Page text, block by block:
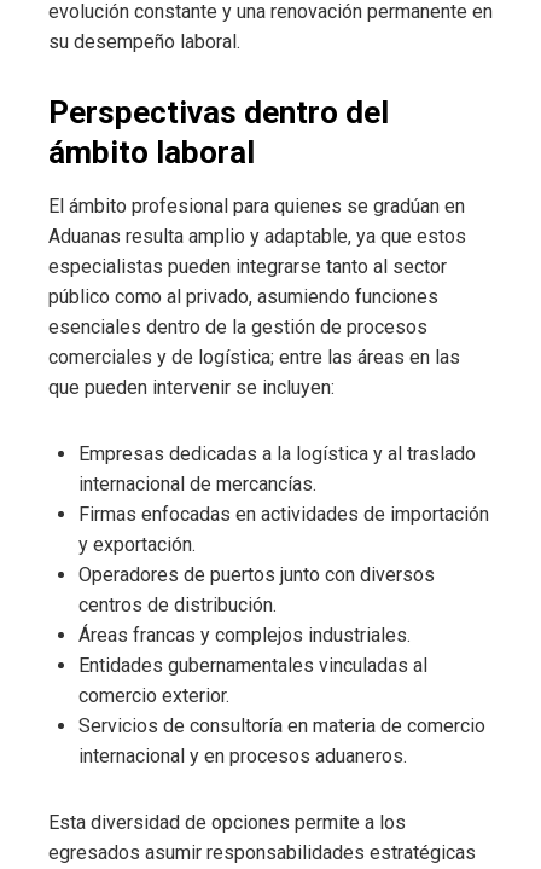
evolución constante y una renovación permanente en
su desempeño laboral.
Perspectivas dentro del
ámbito laboral
El ámbito profesional para quienes se gradúan en
Aduanas resulta amplio y adaptable, ya que estos
especialistas pueden integrarse tanto al sector
público como al privado, asumiendo funciones
esenciales dentro de la gestión de procesos
comerciales y de logística; entre las áreas en las
que pueden intervenir se incluyen:
Empresas dedicadas a la logística y al traslado
internacional de mercancías.
Firmas enfocadas en actividades de importación
y exportación.
Operadores de puertos junto con diversos
centros de distribución.
Áreas francas y complejos industriales.
Entidades gubernamentales vinculadas al
comercio exterior.
Servicios de consultoría en materia de comercio
internacional y en procesos aduaneros.
Esta diversidad de opciones permite a los
egresados asumir responsabilidades estratégicas